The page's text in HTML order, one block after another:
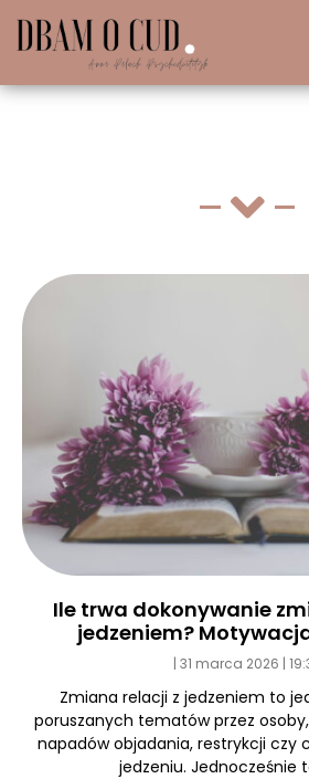
Ile trwa dokonywanie
jedzeniem?
31 marca 2026
Zmiana relacji z jedzeniem to
poruszanych tematów przez
napadów objadania, restrykcji czy
jedzeniu. Jednocześnie